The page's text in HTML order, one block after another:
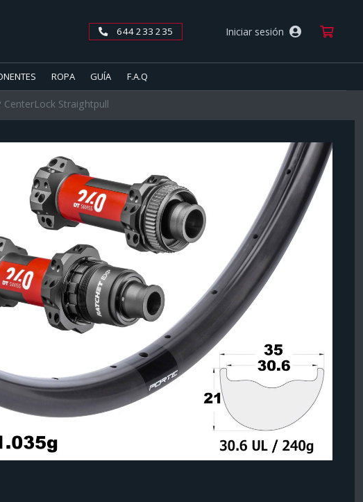
644 233 235 Iniciar sesión
ROPA GUÍA F.A.Q
CenterLock Straightpull